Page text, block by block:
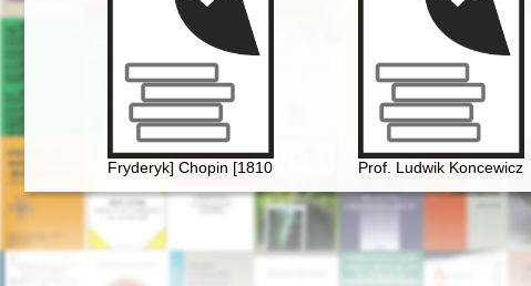
Fryderyk] Chopin [1810-1849]. Życie i droga twórcza
Prof. Ludwik Koncewicz